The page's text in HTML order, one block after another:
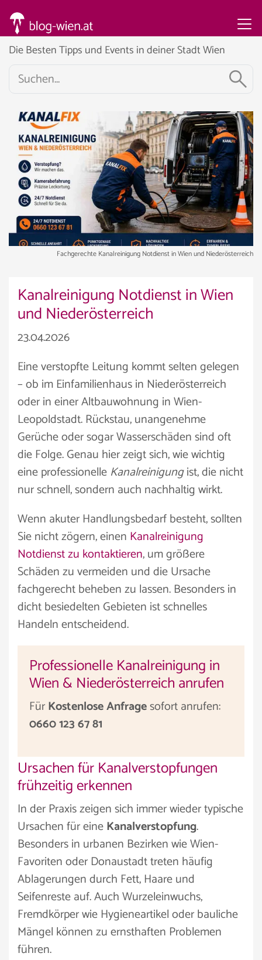
Die Besten Tipps und Events in deiner Stadt Wien
Fachgerechte Kanalreinigung Notdienst in Wien und Niederösterreich
Kanalreinigung Notdienst in Wien
und Niederösterreich
23.04.2026
Eine verstopfte Leitung kommt selten gelegen
– ob im Einfamilienhaus in Niederösterreich
oder in einer Altbauwohnung in Wien-
Leopoldstadt. Rückstau, unangenehme
Gerüche oder sogar Wasserschäden sind oft
die Folge. Genau hier zeigt sich, wie wichtig
eine professionelle Kanalreinigungist, die nicht
nur schnell, sondern auch nachhaltig wirkt.
Wenn akuter Handlungsbedarf besteht, sollten
Sie nicht zögern, einen Kanalreinigung
Notdienst zu kontaktieren, um größere
Schäden zu vermeiden und die Ursache
fachgerecht beheben zu lassen. Besonders in
dicht besiedelten Gebieten ist schnelles
Handeln entscheidend.
Professionelle Kanalreinigung in
Wien & Niederösterreich anrufen
FürKostenlose Anfragesofort anrufen:
0660 123 67 81
Ursachen für Kanalverstopfungen
frühzeitig erkennen
In der Praxis zeigen sich immer wieder typische
Ursachen für eineKanalverstopfung.
Besonders in urbanen Bezirken wie Wien-
Favoriten oder Donaustadt treten häufig
Ablagerungen durch Fett, Haare und
Seifenreste auf. Auch Wurzeleinwuchs,
Fremdkörper wie Hygieneartikel oder bauliche
Mängel können zu ernsthaften Problemen
führen.